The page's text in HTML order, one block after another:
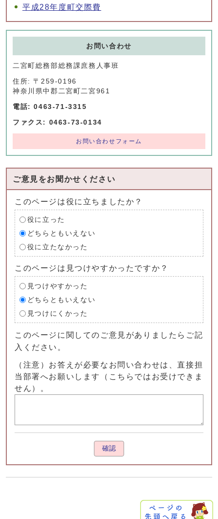
平成28年度町交際費
お問い合わせ
二宮町総務部総務課庶務人事班
住所: 〒259-0196
神奈川県中郡二宮町二宮961
電話: 0463-71-3315
ファクス: 0463-73-0134
お問い合わせフォーム
ご意見をお聞かせください
このページは役に立ちましたか？
役に立った
どちらともいえない
役に立たなかった
このページは見つけやすかったですか？
見つけやすかった
どちらともいえない
見つけにくかった
このページに関してのご意見がありましたらご記
入ください。
（注意）お答えが必要なお問い合わせは、直接担
当部署へお願いします（こちらではお受けできま
せん）。
確認